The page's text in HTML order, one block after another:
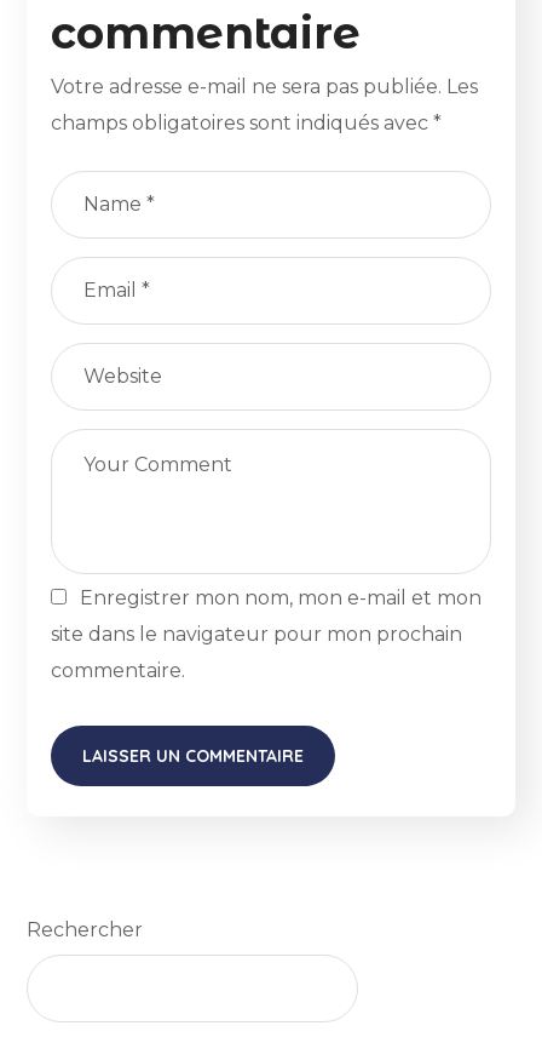
commentaire
Votre adresse e-mail ne sera pas publiée. Les
champs obligatoires sont indiqués avec*
Enregistrer mon nom, mon e-mail et mon
site dans le navigateur pour mon prochain
commentaire.
Rechercher